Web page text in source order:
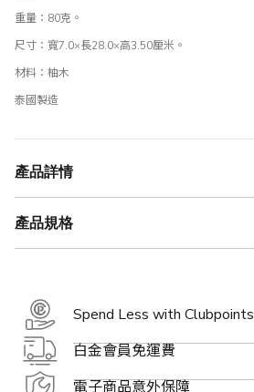
重量：80克。
尺寸：寬7.0×長28.0×高3.50厘米。
材料：柚木
泰國製造
產品詳情
產品規格
Spend Less with Clubpoints
白金會員免運費
電子商品意外保障